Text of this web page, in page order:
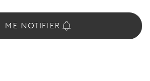
ME NOTIFIER